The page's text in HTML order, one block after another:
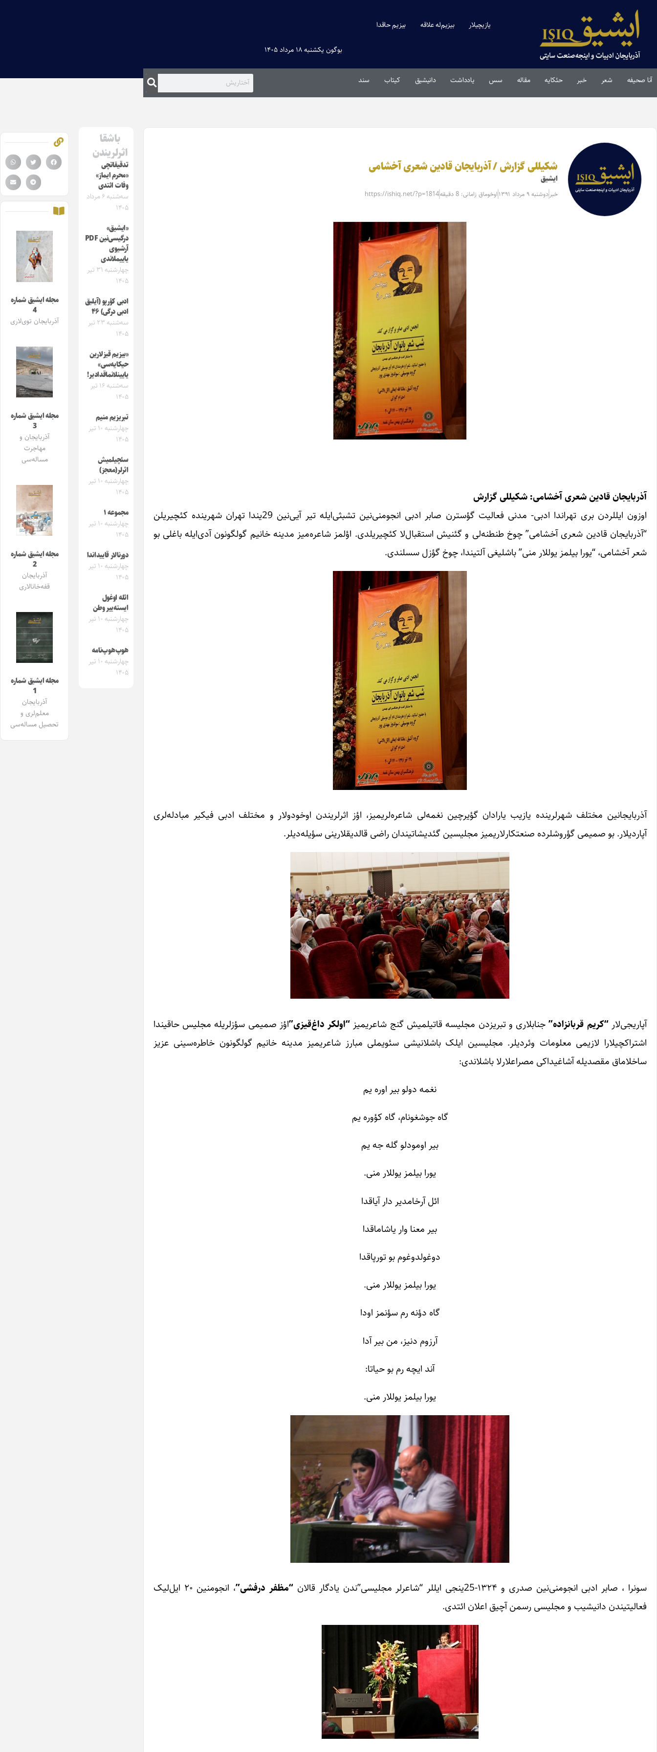
یازیچیلار بیزیم‌له علاقه بیزیم حاقدا
بوگون یکشنبه ۱۸ مرداد ۱۴۰۵
آنا صحیفه شعر خبر حئکایه مقاله‌ سس یادداشت دانیشیق کیتاب سند
شکیللی گزارش / آذربایجان قادین شعری آخشامی
ایشیق
خبر دوشنبه ۹ مرداد ۱۳۹۱ اوخوماق زامانی: 8 دقیقه https://ishiq.net/?p=1814
آذربایجان قادین شعری آخشامی: شکیللی گزارش
اوزون ایللردن بری تهراندا ادبی- مدنی فعالیت گؤسترن صابر ادبی انجومنی‌نین تشبثی‌ایله تیر آیی‌نین 29یندا تهران شهرینده کئچیریلن
“آذربایجان قادین شعری آخشامی” چوخ طنطنه‌لی و گئنیش استقبال‌لا کئچیریلدی. اؤلمز شاعره‌میز مدینه خانیم گولگونون آدی‌ایله باغلی بو
شعر آخشامی، “یورا بیلمز یوللار منی” باشلیغی آلتیندا، چوخ گؤزل سسلندی.
آذربایجانین مختلف شهرلرینده یازیب یارادان گؤیرچین نغمه‌لی شاعره‌لریمیز، اؤز اثرلریندن اوخودولار و مختلف ادبی فیکیر مبادله‌لری
آپاردیلار. بو صمیمی گؤروشلرده صنعتکارلاریمیز مجلیسین گئدیشاتیندان راضی قالدیقلارینی سؤیله‌دیلر.
آپاریجی‌لار“کریم قربانزاده”جنابلاری و تبریزدن مجلیسه قاتیلمیش گنج شاعریمیز “اولکر داغ‌قیزی”‌اؤز صمیمی سؤزلریله مجلیس حاقیندا
اشتراکچیلارا لازیمی معلومات وئردیلر. مجلیسین ایلک باشلانیشی سئویملی مبارز شاعریمیز مدینه خانیم گولگونون خاطره‌سینی عزیز
ساخلاماق مقصدیله آشاغیداکی مصراعلارلا باشلاندی:
نغمه دولو بیر اوره یم
گاه جوشغونام، گاه کؤوره یم
بیر اومودلو گله جه یم
یورا بیلمز یوللار منی.
ائل آرخامدیر دار آیاقدا
بیر معنا وار یاشاماقدا
دوغولدوغوم بو تورپاقدا
یورا بیلمز یوللار منی.
گاه دؤنه رم سؤنمز اودا
آرزوم دنیز، من بیر آدا
آند ایچه رم بو حیاتا:
یورا بیلمز یوللار منی.
سونرا ، صابر ادبی انجومنی‌نین صدری و ۱۳۲۴-25ینجی ایللر “شاعرلر مجلیسی”ندن یادگار قالان “مظفر درفشی”
، انجومنین ۲۰ ایل‌لیک
فعالیتیندن دانیشیب و مجلیسی رسمن آچیق اعلان ائتدی.
باشقا
اثرلریندن
تدقیقاتچی
«محرم ایماز»
وفات ائتدی
سه‌شنبه ۶ مرداد
۱۴۰۵
«ایشیق»
درگیسی‌نین PDF
آرشیوی
یاییملاندی
چهارشنبه ۳۱ تیر
۱۴۰۵
ادبی کؤرپو (آیلیق
ادبی درگی) ۴۶
سه‌شنبه ۲۳ تیر
۱۴۰۵
«بیزیم قیزلارین
حیکایه‌سی»
یایینلانماقدادیر!
سه‌شنبه ۱۶ تیر
۱۴۰۵
تبریزیم منیم
چهارشنبه ۱۰ تیر
۱۴۰۵
سئچیلمیش
اثرلر(معجز)
چهارشنبه ۱۰ تیر
۱۴۰۵
مجموعه ۱
چهارشنبه ۱۰ تیر
۱۴۰۵
دورنالار قاییداندا
چهارشنبه ۱۰ تیر
۱۴۰۵
ائله اوغول
ایسته‌ییر وطن
چهارشنبه ۱۰ تیر
۱۴۰۵
هوپ‌هوپ‌نامه
چهارشنبه ۱۰ تیر
۱۴۰۵
مجله ایشیق شماره
4
آذربایجان توی‌لاری
مجله ایشیق شماره
3
آذربایجان و
مهاجرت
مساله‌سی
مجله ایشیق شماره
2
آذربایجان
قفه‌خانالاری
مجله ایشیق شماره
1
آذربایجان
معلم‌لری و
تحصیل مساله‌سی